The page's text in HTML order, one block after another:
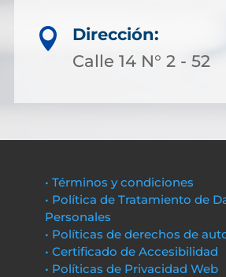

Dirección:
Calle 14 N° 2 - 52
• Términos y condiciones
• Política de Tratamiento de
Personales
• Políticas de derechos de
• Certificado de Accesibilidad
• Políticas de Privacidad Web